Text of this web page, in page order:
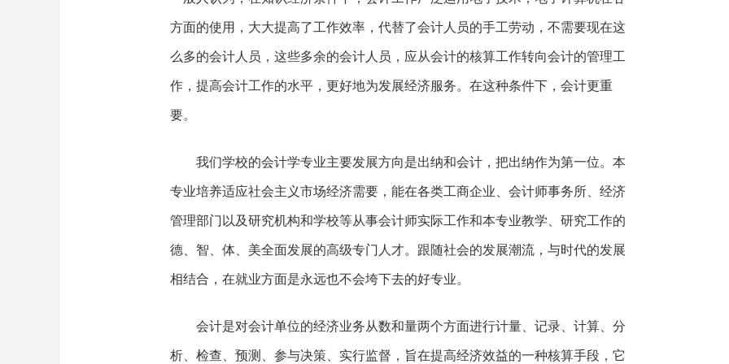
方面的使用，大大提高了工作效率，代替了会计人员的手工劳动，不需要现在这
么多的会计人员，这些多余的会计人员，应从会计的核算工作转向会计的管理工
作，提高会计工作的水平，更好地为发展经济服务。在这种条件下，会计更重
要。
我们学校的会计学专业主要发展方向是出纳和会计，把出纳作为第一位。本
专业培养适应社会主义市场经济需要，能在各类工商企业、会计师事务所、经济
管理部门以及研究机构和学校等从事会计师实际工作和本专业教学、研究工作的
德、智、体、美全面发展的高级专门人才。跟随社会的发展潮流，与时代的发展
相结合，在就业方面是永远也不会垮下去的好专业。
会计是对会计单位的经济业务从数和量两个方面进行计量、记录、计算、分
析、检查、预测、参与决策、实行监督，旨在提高经济效益的一种核算手段，它